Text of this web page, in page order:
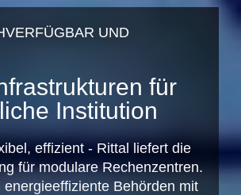
UND
für
Institution
effizient - Rittal liefert die
für modulare Rechenzentren.
energieeffiziente Behörden mit